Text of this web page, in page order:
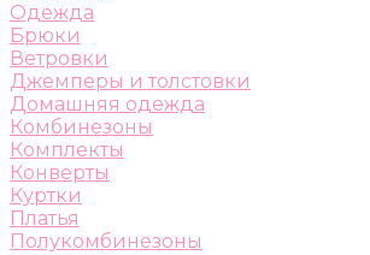
Одежда
Брюки
Ветровки
Джемперы и толстовки
Домашняя одежда
Комбинезоны
Комплекты
Конверты
Куртки
Платья
Полукомбинезоны